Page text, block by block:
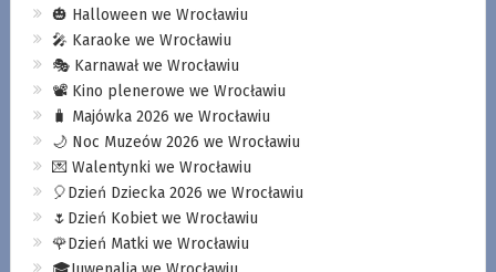
🎃 Halloween we Wrocławiu
🎤 Karaoke we Wrocławiu
🎭 Karnawał we Wrocławiu
📽️ Kino plenerowe we Wrocławiu
🧳 Majówka 2026 we Wrocławiu
🌙 Noc Muzeów 2026 we Wrocławiu
💌 Walentynki we Wrocławiu
🎈Dzień Dziecka 2026 we Wrocławiu
🌷Dzień Kobiet we Wrocławiu
🌹Dzień Matki we Wrocławiu